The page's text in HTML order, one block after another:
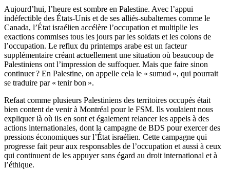
Aujourd’hui, l’heure est sombre en Palestine. Avec l’appui
indéfectible des États-Unis et de ses alliés-subalternes comme le
Canada, l’État israélien accélère l’occupation et multiplie les
exactions commises tous les jours par les soldats et les colons de
l’occupation. Le reflux du printemps arabe est un facteur
supplémentaire créant actuellement une situation où beaucoup de
Palestiniens ont l’impression de suffoquer. Mais que faire sinon
continuer ? En Palestine, on appelle cela le « sumud », qui pourrait
se traduire par « tenir bon ».
Refaat comme plusieurs Palestiniens des territoires occupés était
bien content de venir à Montréal pour le FSM. Ils voulaient nous
expliquer là où ils en sont et également relancer les appels à des
actions internationales, dont la campagne de BDS pour exercer des
pressions économiques sur l’État israélien. Cette campagne qui
progresse fait peur aux responsables de l’occupation et aussi à ceux
qui continuent de les appuyer sans égard au droit international et à
l’éthique.